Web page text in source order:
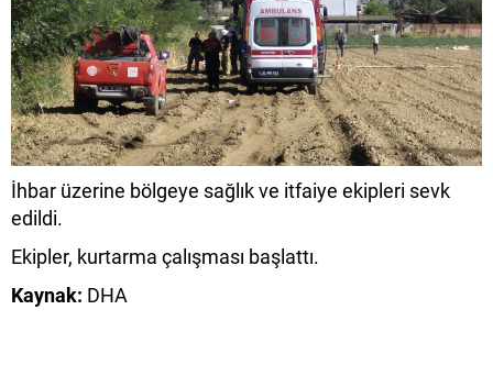
İhbar üzerine bölgeye sağlık ve itfaiye ekipleri sevk
edildi.
Ekipler, kurtarma çalışması başlattı.
Kaynak: DHA